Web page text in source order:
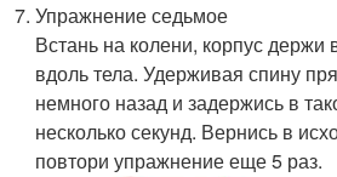
Упражнение седьмое
Встань на колени, корпус держи
вдоль тела. Удерживая спину
немного назад и задержись в
несколько секунд. Вернись в
повтори упражнение еще 5 раз.